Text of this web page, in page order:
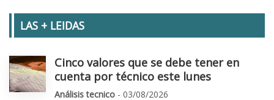
LAS + LEIDAS
Cinco valores que se debe tener en
cuenta por técnico este lunes
Análisis tecnico - 03/08/2026